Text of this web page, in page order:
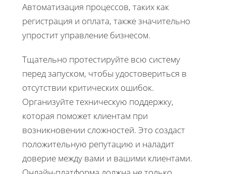
Автоматизация процессов, таких как
регистрация и оплата, также значительно
упростит управление бизнесом.
Тщательно протестируйте всю систему
перед запуском, чтобы удостовериться в
отсутствии критических ошибок.
Организуйте техническую поддержку,
которая поможет клиентам при
возникновении сложностей. Это создаст
положительную репутацию и наладит
доверие между вами и вашими клиентами.